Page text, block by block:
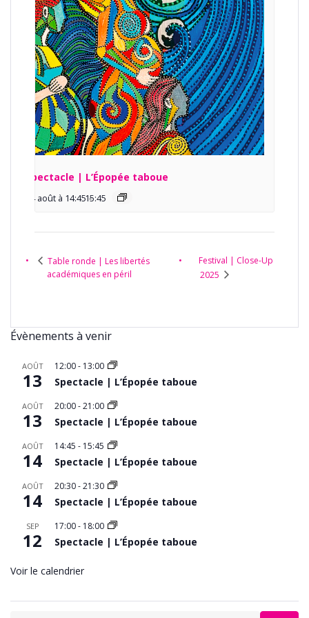
Spectacle | L’Épopée taboue
14 août à 14:45 -
15:45
Table ronde | Les libertés
académiques en péril
Festival | Close-Up
2025
Évènements à venir
AOÛT
13
12:00- 13:00
Spectacle | L’Épopée taboue
AOÛT
13
20:00-21:00
Spectacle | L’Épopée taboue
AOÛT
14
14:45 - 15:45
Spectacle | L’Épopée taboue
AOÛT
14
20:30-21:30
Spectacle | L’Épopée taboue
SEP
12
17:00- 18:00
Spectacle | L’Épopée taboue
Voir le calendrier